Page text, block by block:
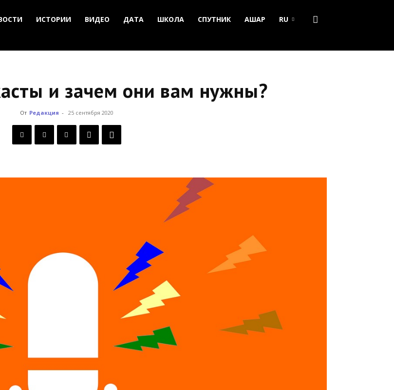
ИСТОРИИ ВИДЕО ДАТА ШКОЛА СПУТНИК АШАР RU
и зачем они вам нужны?
От Редакция - 25 сентября 2020